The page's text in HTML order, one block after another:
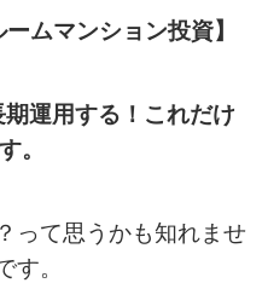
ームマンション投資】
運用する！これだけ
。
って思うかも知れませ
。